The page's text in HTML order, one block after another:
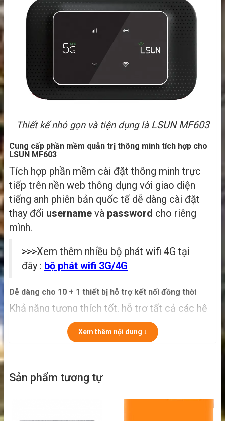
Thiết kế nhỏ gọn và tiện dụng làLSUN MF603
Cung cấp phần mềm quản trị thông minh tích hợp cho
LSUN MF603
Tích hợp phần mềm cài đặt thông minh trực
tiếp trên nền web thông dụng với giao diện
tiếng anh phiên bản quốc tế dễ dàng cài đặt
thay đổi username và password cho riêng
mình.
>>>Xem thêm nhiều bộ phát wifi 4G tại
đây : bộ phát wifi 3G/4G
Dễ dàng cho 10 + 1 thiết bị hỗ trợ kết nối đồng thời
Khả năng tương thích tốt, hỗ trợ tất cả các hệ
thống khác nhau và thương hiệu của các thiết bị
WiFi kết nối, nó đồng thời có thể kết nối 10
Xem thêm nội dung ↓
Sản phẩm tương tự